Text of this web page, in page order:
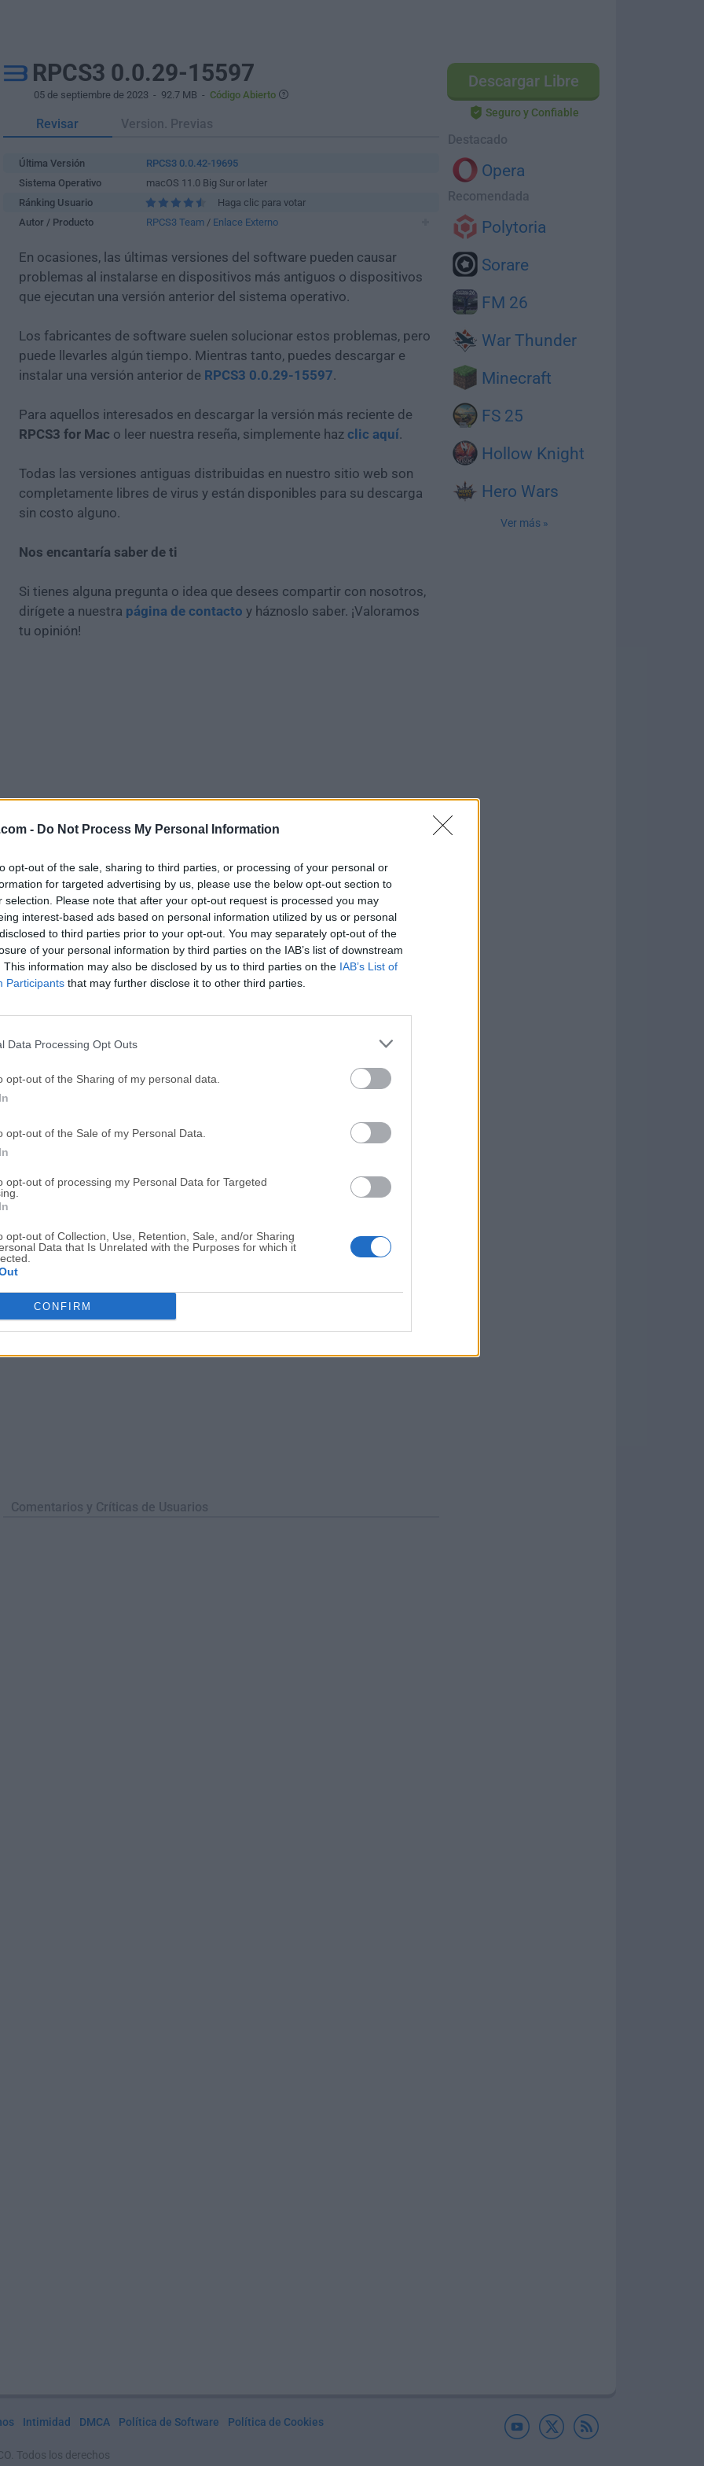
- Do Not Process My Personal Information
opt-out of the sale, sharing to third parties, or processing of your personal or
for targeted advertising by us, please use the below opt-out section to
selection. Please note that after your opt-out request is processed you may
interest-based ads based on personal information utilized by us or personal
to third parties prior to your opt-out. You may separately opt-out of the
of your personal information by third parties on the IAB’s list of downstream
This information may also be disclosed by us to third parties on the IAB’s List of
Participants that may further disclose it to other third parties.
Data Processing Opt Outs
opt-out of the Sharing of my personal data.
opt-out of the Sale of my Personal Data.
opt-out of processing my Personal Data for Targeted
opt-out of Collection, Use, Retention, Sale, and/or Sharing
Data that Is Unrelated with the Purposes for which it
CONFIRM
Descargar Libre
Seguro y Confiable
Destacado
Opera
Recomendada
Polytoria
Sorare
FM 26
War Thunder
Minecraft
FS 25
Hollow Knight
Hero Wars
Ver más »
RPCS3 0.0.29-15597
05 de septiembre de 2023 - 92.7 MB - Código Abierto
Revisar Version. Previas
Última Versión
RPCS3 0.0.42-19695
Sistema Operativo
macOS 11.0 Big Sur or later
Ránking Usuario
Haga clic para votar
Autor / Producto
RPCS3 Team / Enlace Externo
En ocasiones, las últimas versiones del software pueden causar
problemas al instalarse en dispositivos más antiguos o dispositivos
que ejecutan una versión anterior del sistema operativo.
Los fabricantes de software suelen solucionar estos problemas, pero
puede llevarles algún tiempo. Mientras tanto, puedes descargar e
instalar una versión anterior de RPCS3 0.0.29-15597.
Para aquellos interesados en descargar la versión más reciente de
RPCS3 for Mac o leer nuestra reseña, simplemente haz clic aquí.
Todas las versiones antiguas distribuidas en nuestro sitio web son
completamente libres de virus y están disponibles para su descarga
sin costo alguno.
Nos encantaría saber de ti
Si tienes alguna pregunta o idea que desees compartir con nosotros,
dirígete a nuestra página de contacto y háznoslo saber. ¡Valoramos
tu opinión!
Descargar RPCS3 0.0.29-15597
¿Por qué se publica esta aplicación en FileHorse? (Más información
Top Descargas
OKX - Buy Bitcoin or Ethereum
Adobe Acrobat Pro 2026.001.21771
Malwarebytes 5.25.2 TradingView - Track All Markets
CleanMyMac X 5.2.10 AdGuard VPN for Mac 2.9.0
Software más Populares »
Comentarios y Críticas de Usuarios
Intimidad DMCA Política de Software
Política de Cookies
Todos los derechos